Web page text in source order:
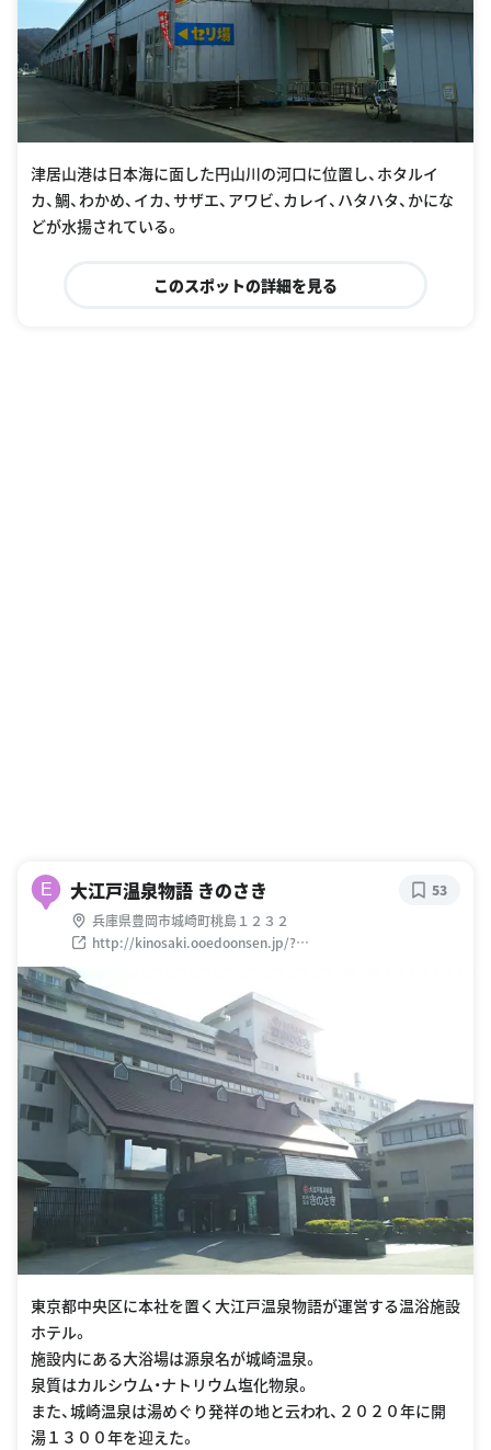
津居山港は日本海に面した円山川の河口に位置し、ホタルイ
カ、鯛、わかめ、イカ、サザエ、アワビ、カレイ、ハタハタ、かにな
どが水揚されている。
このスポットの詳細を見る
E 大江戸温泉物語 きのさき
兵庫県豊岡市城崎町桃島１２３２
http://kinosaki.ooedoonsen.jp/?
kinosaki&utm_medium=Google_My_Business
53
東京都中央区に本社を置く大江戸温泉物語が運営する温浴施設
ホテル。
施設内にある大浴場は源泉名が城崎温泉。
泉質はカルシウム・ナトリウム塩化物泉。
また、城崎温泉は湯めぐり発祥の地と云われ、２０２０年に開
湯１３００年を迎えた。